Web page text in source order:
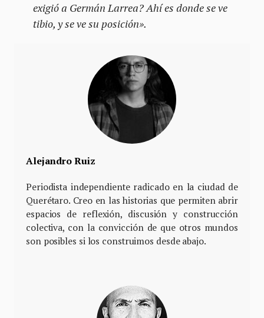
exigió a Germán Larrea? Ahí es donde se ve
tibio, y se ve su posición».
Alejandro Ruiz
Periodista independiente radicado en la ciudad de
Querétaro. Creo en las historias que permiten abrir
espacios de reflexión, discusión y construcción
colectiva, con la convicción de que otros mundos
son posibles si los construimos desde abajo.